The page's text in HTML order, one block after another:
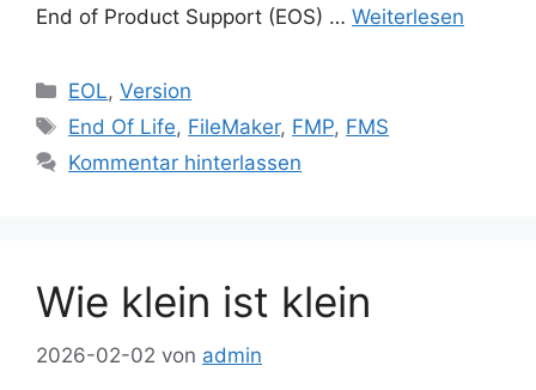
End of Product Support (EOS) … Weiterlesen
Kategorien
EOL,Version
Schlagwörter
End Of Life, FileMaker, FMP, FMS
Kommentar hinterlassen
Wie klein ist klein
2026-02-02 von admin